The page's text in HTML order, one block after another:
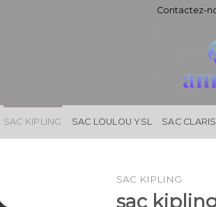
Contactez-
SAC KIPLING SAC LOULOU YSL SAC
SAC KIPLING
sac